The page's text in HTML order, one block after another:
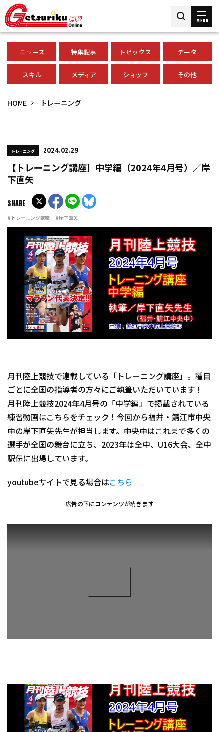
MENU
ニュース 特集記事 トピックス データ
スキル メディア ショップ その他
HOME トレーニング
トレーニング 2024.02.29
【トレーニング講座】中学編（2024年4月号）／岸
下直矢
#トレーニング講座 #岸下直矢
SHARE
月刊陸上競技で連載している「トレーニング講座」。種目
ごとに全国の指導者の方々にご執筆いただいています！
月刊陸上競技2024年4月号の「中学編」で掲載されている
練習動画はこちらをチェック！今回から福井・鯖江市中央
中の岸下直矢先生が担当します。中央中はこれまで多くの
選手が全国の舞台に立ち、2023年は全中、U16大会、全中
駅伝に出場しています。
youtubeサイトで見る場合はこちら
広告の下にコンテンツが続きます